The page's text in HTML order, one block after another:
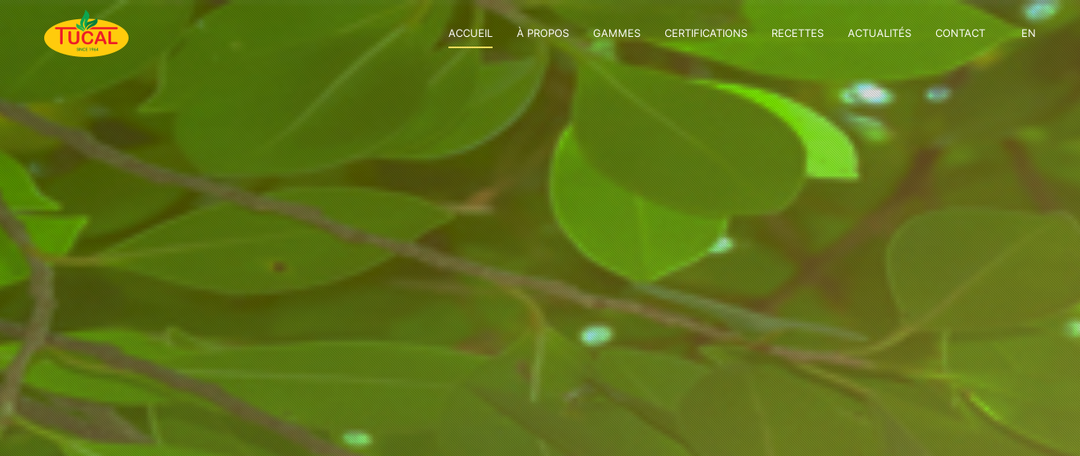
ACCUEIL À PROPOS GAMMES CERTIFICATIONS RECETTES ACTUALITÉS CONTACT EN